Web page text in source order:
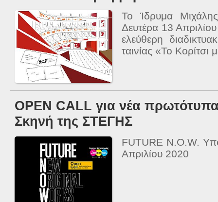
Το Ίδρυμα
Δευτέρα 13
ελεύθερη
ταινίας «Το
OPEN CALL για νέα
Σκηνή της ΣΤΕΓΗΣ
FUTURE N.O.W.
Απριλίου 2020